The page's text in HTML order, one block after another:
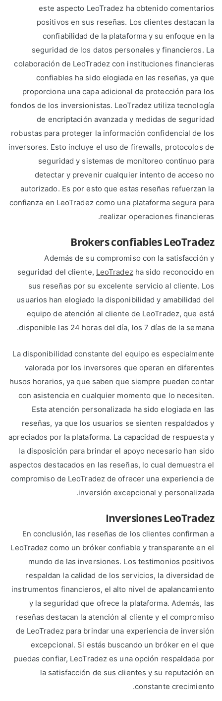
este aspecto LeoTradez ha obtenido comentarios
positivos en sus reseñas. Los clientes destacan la
confiabilidad de la plataforma y su enfoque en la
seguridad de los datos personales y financieros. La
colaboración de LeoTradez con instituciones financieras
confiables ha sido elogiada en las reseñas, ya que
proporciona una capa adicional de protección para los
fondos de los inversionistas. LeoTradez utiliza tecnología
de encriptación avanzada y medidas de seguridad
robustas para proteger la información confidencial de los
inversores. Esto incluye el uso de firewalls, protocolos de
seguridad y sistemas de monitoreo continuo para
detectar y prevenir cualquier intento de acceso no
autorizado. Es por esto que estas reseñas refuerzan la
confianza en LeoTradez como una plataforma segura para
realizar operaciones financieras.
Brokers confiables LeoTradez
Además de su compromiso con la satisfacción y
seguridad del cliente, LeoTradezha sido reconocido en
sus reseñas por su excelente servicio al cliente. Los
usuarios han elogiado la disponibilidad y amabilidad del
equipo de atención al cliente de LeoTradez, que está
disponible las 24 horas del día, los 7 días de la semana.
La disponibilidad constante del equipo es especialmente
valorada por los inversores que operan en diferentes
husos horarios, ya que saben que siempre pueden contar
con asistencia en cualquier momento que lo necesiten.
Esta atención personalizada ha sido elogiada en las
reseñas, ya que los usuarios se sienten respaldados y
apreciados por la plataforma. La capacidad de respuesta y
la disposición para brindar el apoyo necesario han sido
aspectos destacados en las reseñas, lo cual demuestra el
compromiso de LeoTradez de ofrecer una experiencia de
inversión excepcional y personalizada.
Inversiones LeoTradez
En conclusión, las reseñas de los clientes confirman a
LeoTradez como un bróker confiable y transparente en el
mundo de las inversiones. Los testimonios positivos
respaldan la calidad de los servicios, la diversidad de
instrumentos financieros, el alto nivel de apalancamiento
y la seguridad que ofrece la plataforma. Además, las
reseñas destacan la atención al cliente y el compromiso
de LeoTradez para brindar una experiencia de inversión
excepcional. Si estás buscando un bróker en el que
puedas confiar, LeoTradez es una opción respaldada por
la satisfacción de sus clientes y su reputación en
constante crecimiento.